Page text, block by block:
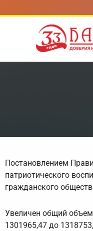
к
содержимому
Постановлением
патриотического
гражданского
Увеличен общий
1301965,47 до